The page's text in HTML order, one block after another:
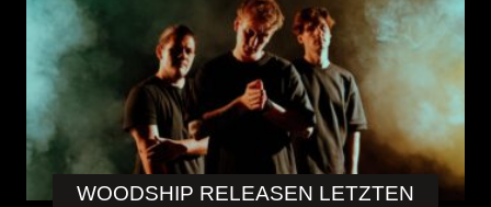
WOODSHIP RELEASEN LETZTEN